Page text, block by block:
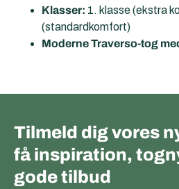
Klasser: 1. klasse (ekstra
(standardkomfort)
Moderne Traverso-tog
Tilmeld dig vores
få inspiration,
gode tilbud